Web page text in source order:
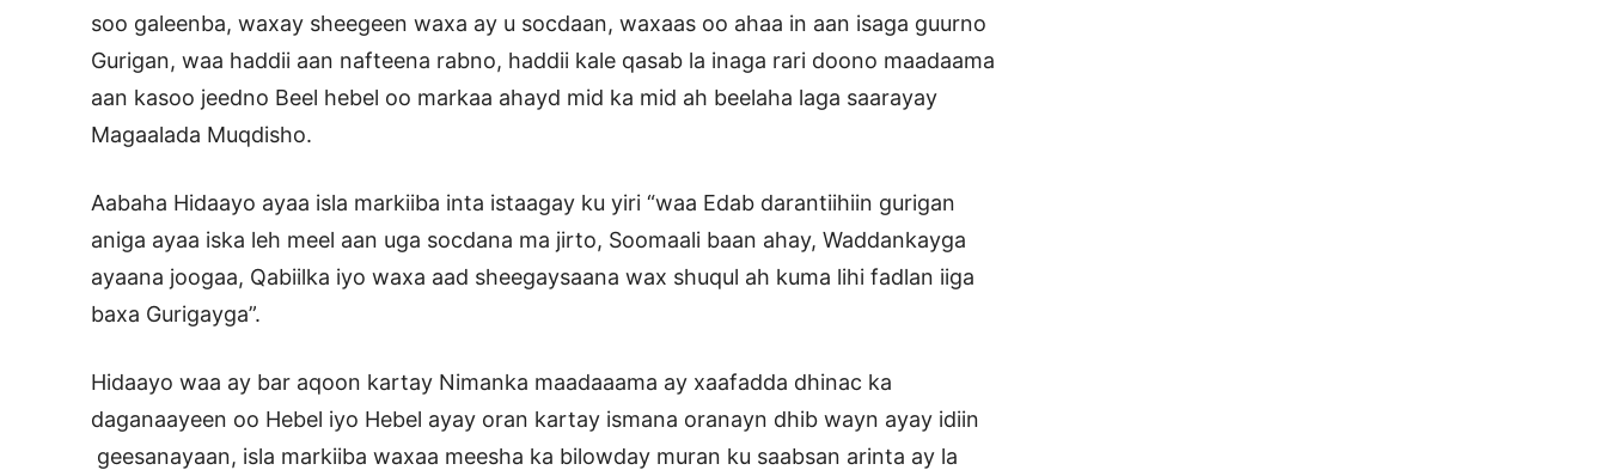
soo galeenba, waxay sheegeen waxa ay u socdaan, waxaas oo ahaa in aan isaga guurno
Gurigan, waa haddii aan nafteena rabno, haddii kale qasab la inaga rari doono maadaama
aan kasoo jeedno Beel hebel oo markaa ahayd mid ka mid ah beelaha laga saarayay
Magaalada Muqdisho.
Aabaha Hidaayo ayaa isla markiiba inta istaagay ku yiri “waa Edab darantiihiin gurigan
aniga ayaa iska leh meel aan uga socdana ma jirto, Soomaali baan ahay, Waddankayga
ayaana joogaa, Qabiilka iyo waxa aad sheegaysaana wax shuqul ah kuma lihi fadlan iiga
baxa Gurigayga”.
Hidaayo waa ay bar aqoon kartay Nimanka maadaaama ay xaafadda dhinac ka
daganaayeen oo Hebel iyo Hebel ayay oran kartay ismana oranayn dhib wayn ayay idiin
geesanayaan, isla markiiba waxaa meesha ka bilowday muran ku saabsan arinta ay la